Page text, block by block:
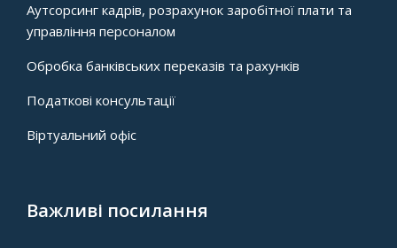
Аутсорсинг кадрів, розрахунок заробітної плати та
управління персоналом
Обробка банківських переказів та рахунків
Податкові консультації
Віртуальний офіс
Важливі посилання